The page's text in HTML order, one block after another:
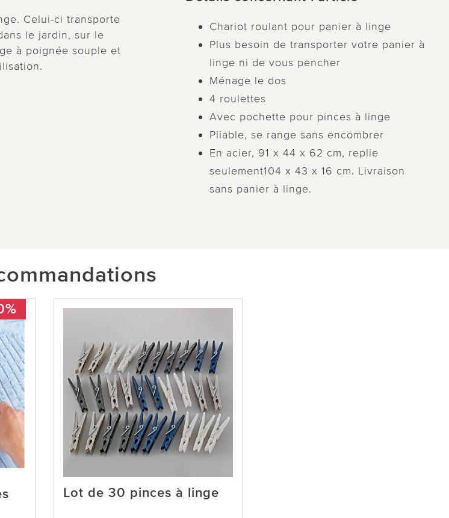
Celui-ci transporte
le jardin, sur le
à poignée souple et
Chariot roulant pour panier à linge
Plus besoin de transporter votre panier à
linge ni de vous pencher
Ménage le dos
4 roulettes
Avec pochette pour pinces à linge
Pliable, se range sans encombrer
En acier, 91 x 44 x 62 cm, replie
seulement104 x 43 x 16 cm. Livraison
sans panier à linge.
Lot de 30 pinces à linge